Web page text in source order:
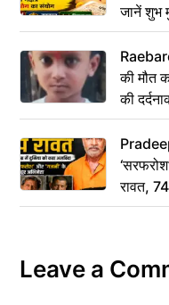
जानें शुभ
की मौत
की
रावत,
Leave a